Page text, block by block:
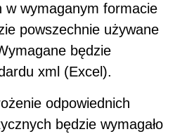
w wymaganym formacie
powszechnie używane
będzie
xml (Excel).
odpowiednich
będzie wymagało